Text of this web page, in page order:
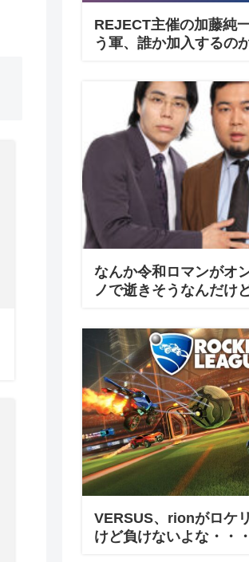
REJECT主催の加藤純
う軍、誰か加入するの
なんか令和ロマンがオ
ノで逝きそうなんだけ
VERSUS、rionがロケ
けど負けないよな・・